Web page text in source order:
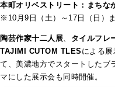
本町オリベストリート：まち
※10月9日（土）～17日（日）
陶芸作家十二人展、 タイルフレ
TAJIMI CUTOM TLES による
て、美濃地方でスタートしたブ
マにした展示会も同時開催。